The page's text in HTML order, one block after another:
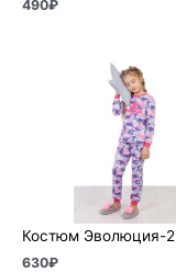
490₽
Костюм Эволюция-2
630₽